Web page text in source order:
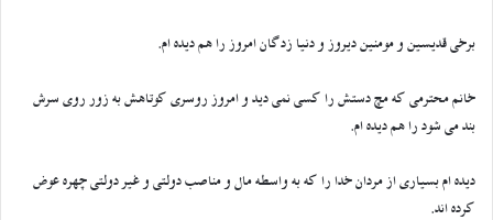
برخی قدیسین و مومنین دیروز و دنیا زدگان امروز را هم دیده ام.
خانم محترمی که مچ دستش را کسی نمی دید و امروز روسری کوتاهش به زور روی سرش
بند می شود را هم دیده ام.
دیده ام بسیاری از مردان خدا را که به واسطه مال و مناصب دولتی و غیر دولتی چهره عوض
کرده اند.